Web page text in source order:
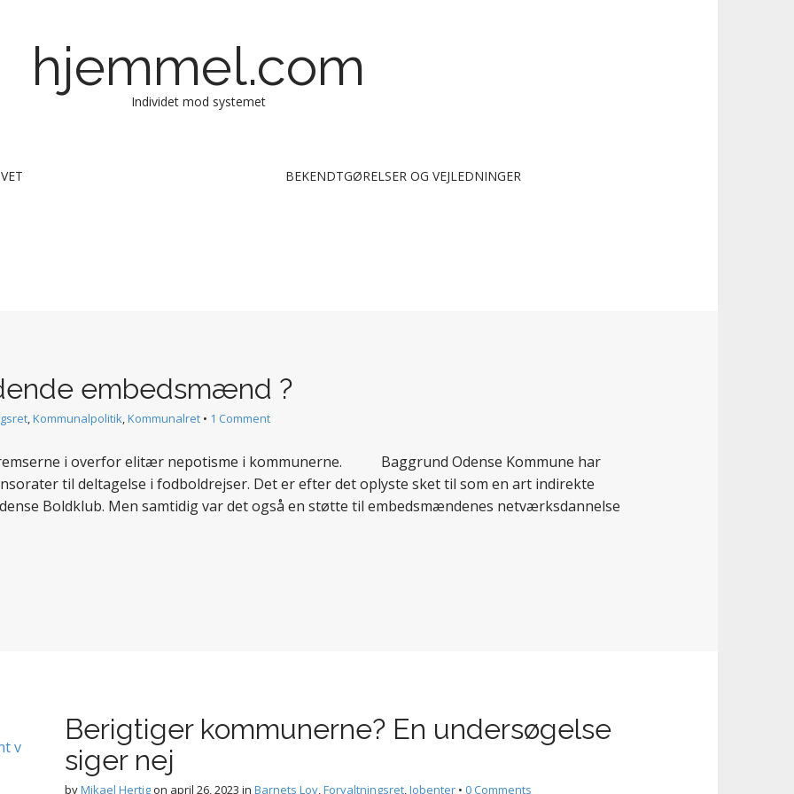
hjemmel.com
Individet mod systemet
BEKENDTGØRELSER OG VEJLEDNINGER
embedsmænd ?
,Kommunalpolitik,Kommunalret • 1 Comment
i overfor elitær nepotisme i kommunerne. Baggrund Odense Kommune har
til deltagelse i fodboldrejser. Det er efter det oplyste sket til som en art indirekte
Boldklub. Men samtidig var det også en støtte til embedsmændenes netværksdannelse
Berigtiger kommunerne? En undersøgelse
siger nej
byMikael Hertigon april 26, 2023 in Barnets Lov,Forvaltningsret,Jobenter • 0 Comments